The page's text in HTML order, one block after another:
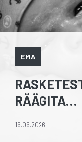
EMA
RÄÄGITA…
16.06.2026